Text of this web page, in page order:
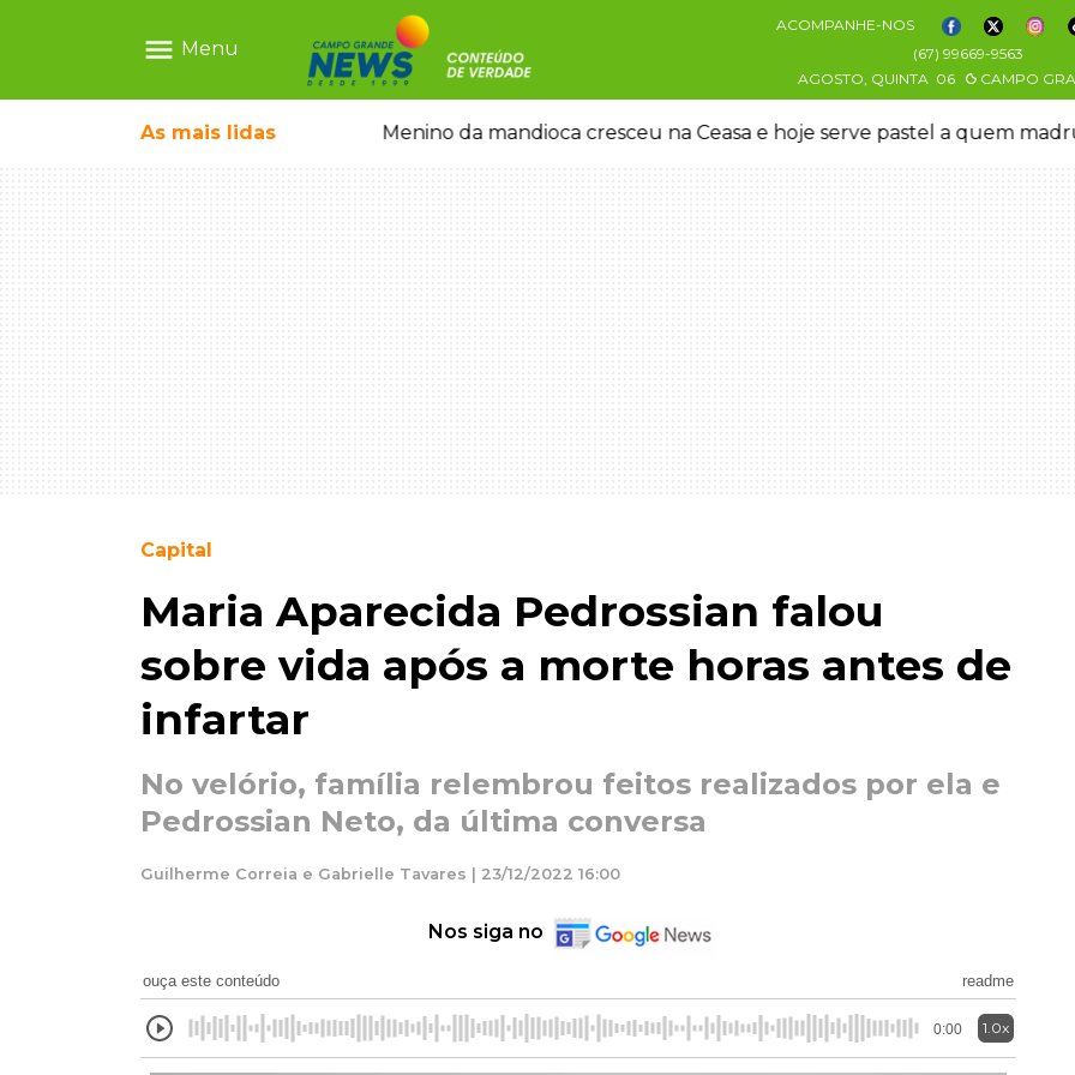
menu Menu
ACOMPANHE-NOS
(67) 99669-9563
AGOSTO, QUINTA 06 CAMPO
As mais lidas
crianças brasileiras Menino da mandioca cresceu na Ceasa e hoje serve pastel a quem
Capital
Maria Aparecida Pedrossian falou
sobre vida após a morte horas antes de
infartar
No velório, família relembrou feitos realizados por ela e
Pedrossian Neto, da última conversa
Guilherme Correia e Gabrielle Tavares | 23/12/2022 16:00
Nos siga no
ouça este conteúdo readme
0:00 1.0x